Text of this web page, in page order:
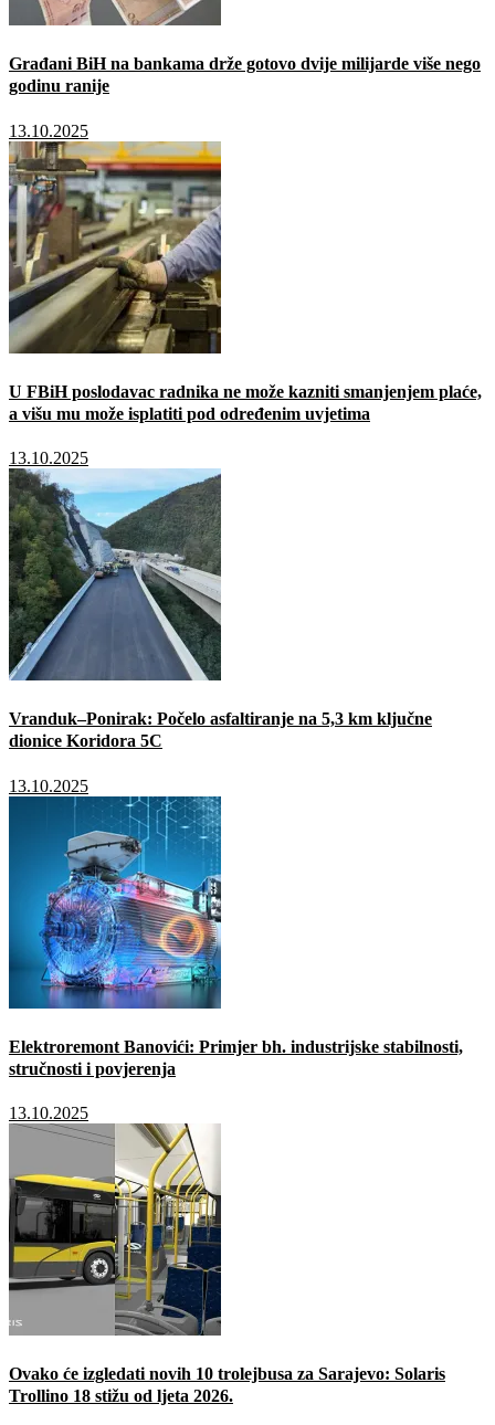
Građani BiH na bankama drže gotovo dvije milijarde više nego
godinu ranije
13.10.2025
U FBiH poslodavac radnika ne može kazniti smanjenjem plaće,
a višu mu može isplatiti pod određenim uvjetima
13.10.2025
Vranduk–Ponirak: Počelo asfaltiranje na 5,3 km ključne
dionice Koridora 5C
13.10.2025
Elektroremont Banovići: Primjer bh. industrijske stabilnosti,
stručnosti i povjerenja
13.10.2025
Ovako će izgledati novih 10 trolejbusa za Sarajevo: Solaris
Trollino 18 stižu od ljeta 2026.